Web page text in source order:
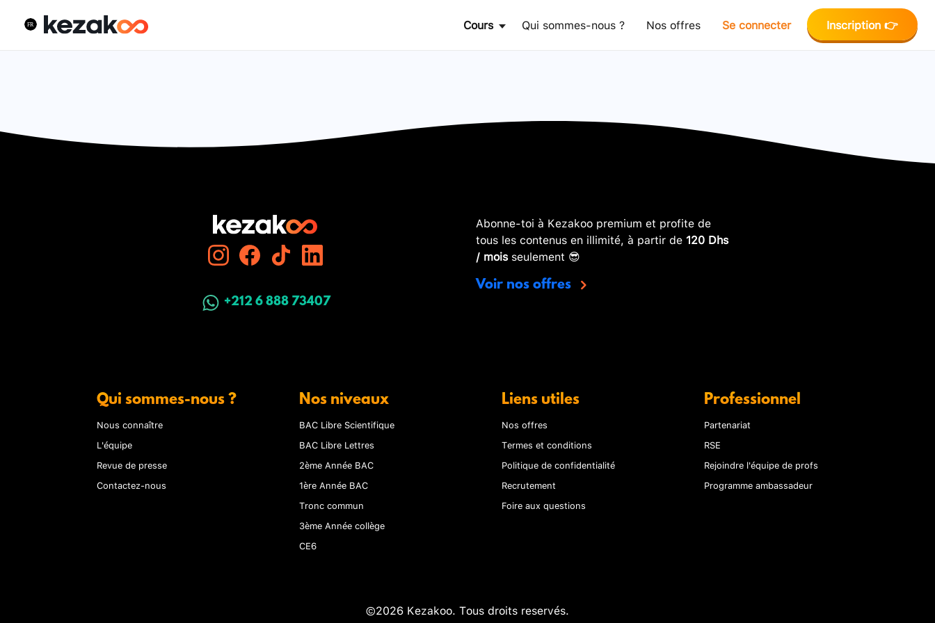
Cours Qui sommes-nous ? Nos offres Se connecter Inscription 👉
+212 6 888 73407
Abonne-toi à Kezakoo premium et profite de
tous les contenus en illimité, à partir de 120 Dhs
/ moisseulement 😎
Voir nos offres
Qui sommes-nous ?
Nous connaître
L'équipe
Revue de presse
Contactez-nous
Nos niveaux
BAC Libre Scientifique
BAC Libre Lettres
2ème Année BAC
1ère Année BAC
Tronc commun
3ème Année collège
CE6
Liens utiles
Nos offres
Termes et conditions
Politique de confidentialité
Recrutement
Foire aux questions
Professionnel
Partenariat
RSE
Rejoindre l'équipe de profs
Programme ambassadeur
©2026 Kezakoo. Tous droits reservés.